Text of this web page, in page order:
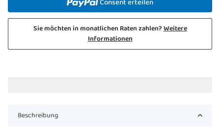
Sie möchten in monatlichen Raten zahlen?Weitere
Informationen
Beschreibung